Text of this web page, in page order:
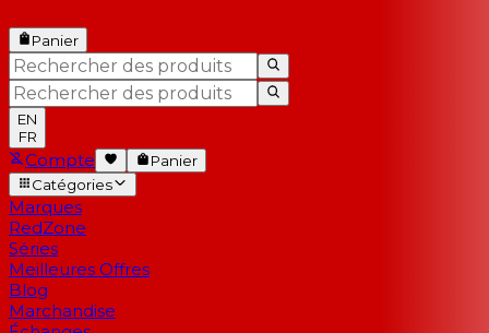
Panier
EN
FR
Compte
Panier
Catégories
Marques
RedZone
Séries
Meilleures Offres
Blog
Marchandise